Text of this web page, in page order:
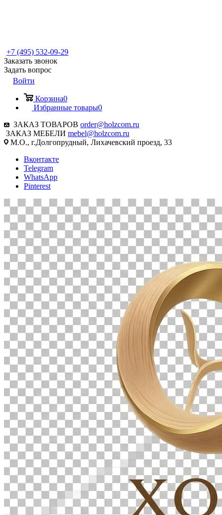
+7 (495) 532-09-29
Заказать звонок
Задать вопрос
Войти
Корзина0
Избранные товары0
ЗАКАЗ ТОВАРОВ order@holzcom.ru
ЗАКАЗ МЕБЕЛИ mebel@holzcom.ru
М.О., г.Долгопрудный, Лихачевский проезд, 33
Вконтакте
Telegram
WhatsApp
Pinterest